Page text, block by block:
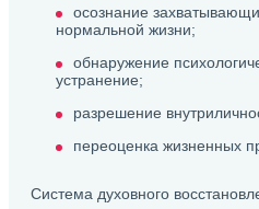
осознание
нормальной жизни;
обнаружение
устранение;
разрешение
переоценка жизненных
Система духовного